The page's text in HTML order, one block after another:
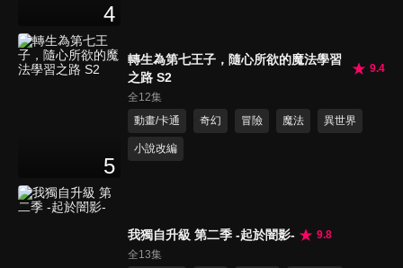
4
5
轉生為第七王子，隨心所欲的魔法學習
之路 S2
9.4
全12集
動畫/卡通
奇幻 冒險 魔法 異世界
小說改編
我獨自升級 第二季 -起於闇影-
9.8
全13集